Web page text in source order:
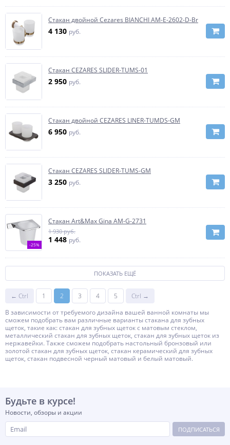
Стакан двойной Cezares BIANCHI AM-E-2602-D-Br
4 130 руб.
Стакан CEZARES SLIDER-TUMS-01
2 950 руб.
Стакан двойной CEZARES LINER-TUMDS-GM
6 950 руб.
Стакан CEZARES SLIDER-TUMS-GM
3 250 руб.
-25%
Стакан Art&Max Gina AM-G-2731
1 930 руб.
1 448 руб.
ПОКАЗАТЬ ЕЩЁ
← Ctrl 1 2 3 4 5
Ctrl →
В зависимости от требуемого дизайна вашей ванной комнаты мы
сможем подобрать вам различные варианты стакана для зубных
щеток, такие как: стакан для зубных щеток с матовым стеклом,
металлический стакан для зубных щеток, стакан для зубных щеток из
нержавейки. Также сможем подобрать настольный бронзовый или
золотой стакан для зубных щеток, стакан керамический для зубных
щеток, стакан подвесной черный матовый и белый матовый.
Будьте в курсе!
Новости, обзоры и акции
ПОДПИСАТЬСЯ